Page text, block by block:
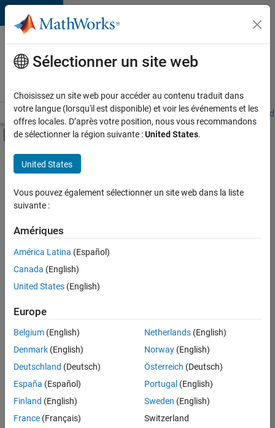
Passer au contenu
Votre
carrière
chez
Accueil Explorer nos opportunités Adresses de nos bureaux
Activer/désactiver l'affichage du menu
Contenu principal
FILTRER PAR
Applications et outils commerciaux
Développement de produits
Ingénierie des processus logiciels
Actuellement,
aucune
offre
d'emploi
correspondant
à vos
critères
de
recherche.
Vous
pouvez
élargir
votre
Sélectionner un site web
Choisissez un site web pour accéder au contenu traduit dans
votre langue (lorsqu'il est disponible) et voir les événements et les
offres locales. D’après votre position, nous vous recommandons
de sélectionner la région suivante :United States.
United States
Vous pouvez également sélectionner un site web dans la liste
suivante :
Amériques
América Latina (Español)
Canada (English)
United States (English)
Europe
Belgium (English)
Denmark (English)
Deutschland (Deutsch)
España (Español)
Finland (English)
France (Français)
Netherlands(English)
Norway(English)
Österreich (Deutsch)
Portugal (English)
Sweden (English)
Switzerland